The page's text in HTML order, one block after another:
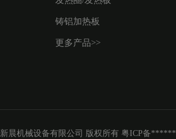
铸铝加热板
更多产品>>
晨机械设备有限公司 版权所有 粤ICP备